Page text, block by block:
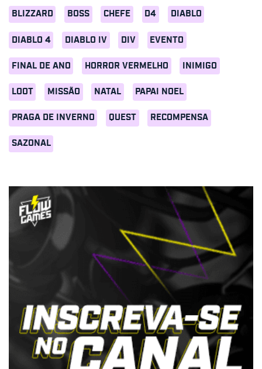
BLIZZARD BOSS CHEFE D4 DIABLO
DIABLO 4 DIABLO IV DIV EVENTO
FINAL DE ANO HORROR VERMELHO INIMIGO
LOOT MISSÃO NATAL PAPAI NOEL
PRAGA DE INVERNO QUEST RECOMPENSA
SAZONAL